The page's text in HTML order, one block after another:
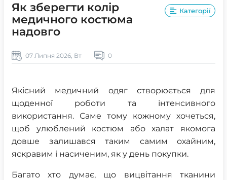
Як зберегти колір
медичного костюма
надовго
Категорії
07 Липня 2026, Вт 0
Якісний медичний одяг створюється для
щоденної роботи та інтенсивного
використання. Саме тому кожному хочеться,
щоб улюблений костюм або халат якомога
довше залишався таким самим охайним,
яскравим і насиченим, як у день покупки.
Багато хто думає, що вицвітання тканини